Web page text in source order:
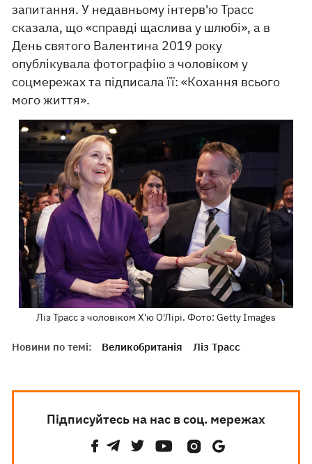
запитання. У недавньому інтерв'ю Трасс
сказала, що «справді щаслива у шлюбі», а в
День святого Валентина 2019 року
опублікувала фотографію з чоловіком у
соцмережах та підписала її: «Кохання всього
мого життя».
Ліз Трасс з чоловіком Х'ю О'Лірі. Фото: Getty Images
Новини по темі: Великобританія Ліз Трасс
Підписуйтесь на нас в соц. мережах